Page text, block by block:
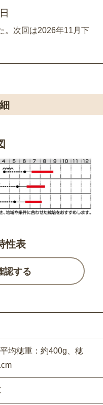
。次回は2026年11月下
性表
認する
均穂重：約400g、穂